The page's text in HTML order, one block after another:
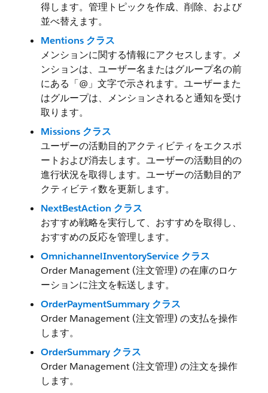
得します。管理トピックを作成、削除、および
並べ替えます。
Mentions クラス
メンションに関する情報にアクセスします。メ
ンションは、ユーザー名またはグループ名の前
にある「@」文字で示されます。ユーザーまた
はグループは、メンションされると通知を受け
取ります。
Missions クラス
ユーザーの活動目的アクティビティをエクスポ
ートおよび消去します。ユーザーの活動目的の
進行状況を取得します。ユーザーの活動目的ア
クティビティ数を更新します。
NextBestAction クラス
おすすめ戦略を実行して、おすすめを取得し、
おすすめの反応を管理します。
OmnichannelInventoryService クラス
Order Management (注文管理) の在庫のロケ
ーションに注文を転送します。
OrderPaymentSummary クラス
Order Management (注文管理) の支払を操作
します。
OrderSummary クラス
Order Management (注文管理) の注文を操作
します。